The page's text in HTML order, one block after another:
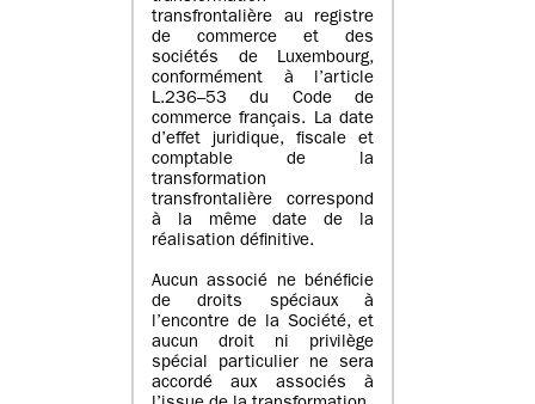
transfrontalière au registre
de commerce et des
sociétés de Luxembourg,
conformément à l’article
L.236–53 du Code de
commerce français. La date
d’effet juridique, fiscale et
comptable de la
transformation
transfrontalière correspond
à la même date de la
réalisation définitive.
Aucun associé ne bénéficie
de droits spéciaux à
l’encontre de la Société, et
aucun droit ni privilège
spécial particulier ne sera
accordé aux associés à